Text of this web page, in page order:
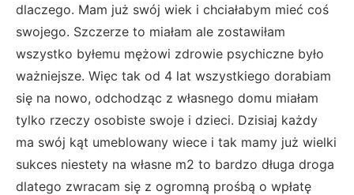
dlaczego. Mam już swój wiek i chciałabym mieć coś
swojego. Szczerze to miałam ale zostawiłam
wszystko byłemu mężowi zdrowie psychiczne było
ważniejsze. Więc tak od 4 lat wszystkiego dorabiam
się na nowo, odchodząc z własnego domu miałam
tylko rzeczy osobiste swoje i dzieci. Dzisiaj każdy
ma swój kąt umeblowany wiece i tak mamy już wielki
sukces niestety na własne m2 to bardzo długa droga
dlatego zwracam się z ogromną prośbą o wpłatę